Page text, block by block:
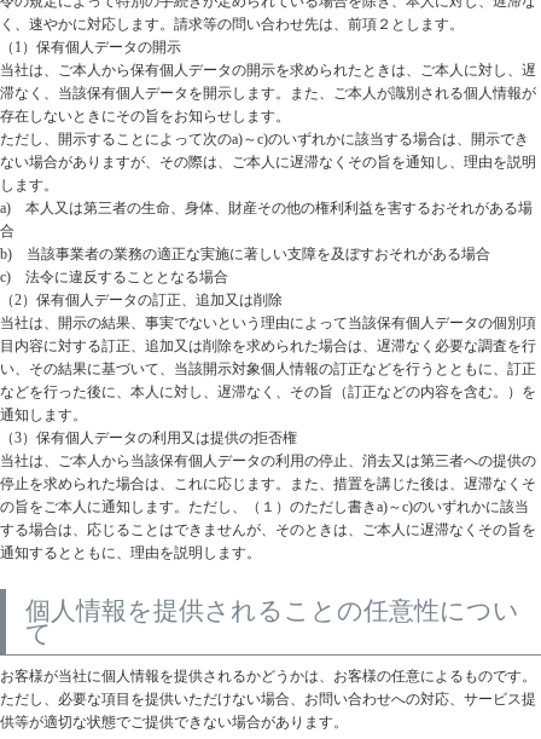
く、速やかに対応します。請求等の問い合わせ先は、前項２とします。
（1）保有個人データの開示
当社は、ご本人から保有個人データの開示を求められたときは、ご本人に対し、遅
滞なく、当該保有個人データを開示します。また、ご本人が識別される個人情報が
存在しないときにその旨をお知らせします。
ただし、開示することによって次のa)～c)のいずれかに該当する場合は、開示でき
ない場合がありますが、その際は、ご本人に遅滞なくその旨を通知し、理由を説明
します。
a) 本人又は第三者の生命、身体、財産その他の権利利益を害するおそれがある場
合
b) 当該事業者の業務の適正な実施に著しい支障を及ぼすおそれがある場合
c) 法令に違反することとなる場合
（2）保有個人データの訂正、追加又は削除
当社は、開示の結果、事実でないという理由によって当該保有個人データの個別項
目内容に対する訂正、追加又は削除を求められた場合は、遅滞なく必要な調査を行
い、その結果に基づいて、当該開示対象個人情報の訂正などを行うとともに、訂正
などを行った後に、本人に対し、遅滞なく、その旨（訂正などの内容を含む。）を
通知します。
（3）保有個人データの利用又は提供の拒否権
当社は、ご本人から当該保有個人データの利用の停止、消去又は第三者への提供の
停止を求められた場合は、これに応じます。また、措置を講じた後は、遅滞なくそ
の旨をご本人に通知します。ただし、（１）のただし書きa)～c)のいずれかに該当
する場合は、応じることはできませんが、そのときは、ご本人に遅滞なくその旨を
通知するとともに、理由を説明します。
個人情報を提供されることの任意性につい
て
お客様が当社に個人情報を提供されるかどうかは、お客様の任意によるものです。
ただし、必要な項目を提供いただけない場合、お問い合わせへの対応、サービス提
供等が適切な状態でご提供できない場合があります。